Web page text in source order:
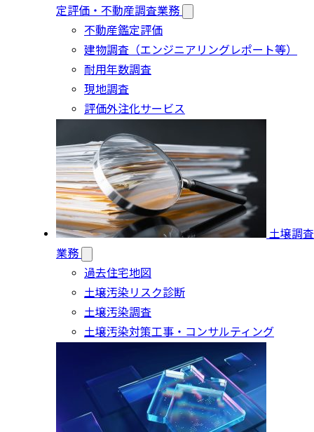
定評価・不動産調査業務
不動産鑑定評価
建物調査（エンジニアリングレポート等）
耐用年数調査
現地調査
評価外注化サービス
土壌調査
業務
過去住宅地図
土壌汚染リスク診断
土壌汚染調査
土壌汚染対策工事・コンサルティング